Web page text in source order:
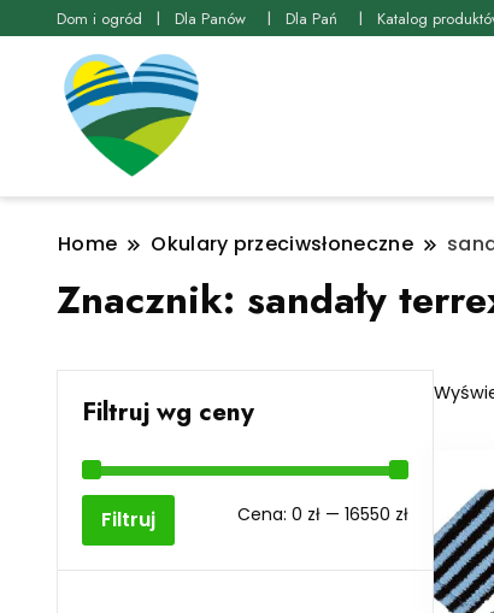
Dom i ogród Dla Panów Dla Pań Katalog
Home Okulary przeciwsłoneczne
Znacznik: sandały
Filtruj wg ceny
Cena
min
Cena
max
Filtruj Cena: 0 zł— 16550 zł